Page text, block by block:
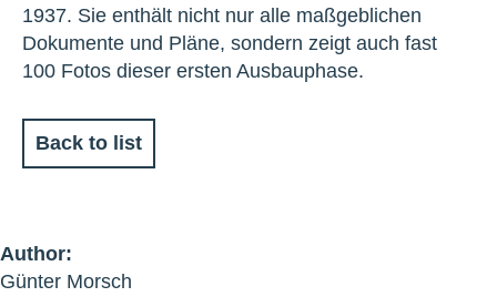
1937. Sie enthält nicht nur alle maßgeblichen
Dokumente und Pläne, sondern zeigt auch fast
100 Fotos dieser ersten Ausbauphase.
Back to list
Author:
Günter Morsch